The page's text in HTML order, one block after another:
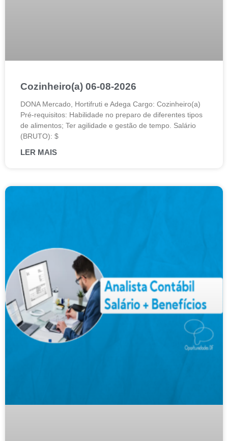
Cozinheiro(a) 06-08-2026
DONA Mercado, Hortifruti e Adega Cargo: Cozinheiro(a)
Pré-requisitos: Habilidade no preparo de diferentes tipos
de alimentos; Ter agilidade e gestão de tempo. Salário
(BRUTO): $
LER MAIS